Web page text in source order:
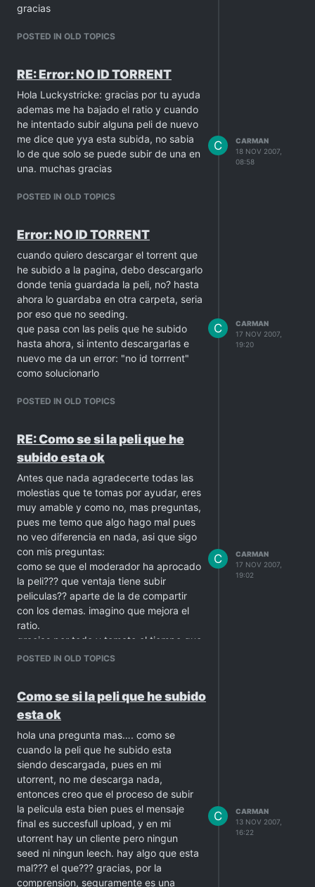
gracias
POSTED IN OLD TOPICS
RE: Error: NO ID TORRENT
Hola Luckystricke: gracias por tu ayuda
ademas me ha bajado el ratio y cuando
he intentado subir alguna peli de nuevo
me dice que yya esta subida, no sabia
lo de que solo se puede subir de una en
una. muchas gracias
POSTED IN OLD TOPICS
C
CARMAN
18 NOV 2007,
08:58
Error: NO ID TORRENT
cuando quiero descargar el torrent que
he subido a la pagina, debo descargarlo
donde tenia guardada la peli, no? hasta
ahora lo guardaba en otra carpeta, seria
por eso que no seeding.
que pasa con las pelis que he subido
hasta ahora, si intento descargarlas e
nuevo me da un error: "no id torrrent"
como solucionarlo
POSTED IN OLD TOPICS
C
CARMAN
17 NOV 2007,
19:20
RE: Como se si la peli que he
subido esta ok
Antes que nada agradecerte todas las
molestias que te tomas por ayudar, eres
muy amable y como no, mas preguntas,
pues me temo que algo hago mal pues
no veo diferencia en nada, asi que sigo
con mis preguntas:
como se que el moderador ha aprocado
la peli??? que ventaja tiene subir
peliculas?? aparte de la de compartir
con los demas. imagino que mejora el
ratio.
gracias por todo y tomate el tiempo que
necesites para contestar, no te
POSTED IN OLD TOPICS
C
CARMAN
17 NOV 2007,
19:02
Como se si la peli que he subido
esta ok
hola una pregunta mas…. como se
cuando la peli que he subido esta
siendo descargada, pues en mi
utorrent, no me descarga nada,
entonces creo que el proceso de subir
la pelicula esta bien pues el mensaje
final es succesfull upload, y en mi
utorrent hay un cliente pero ningun
seed ni ningun leech. hay algo que esta
mal??? el que??? gracias, por la
comprension, seguramente es una
C
CARMAN
13 NOV 2007,
16:22